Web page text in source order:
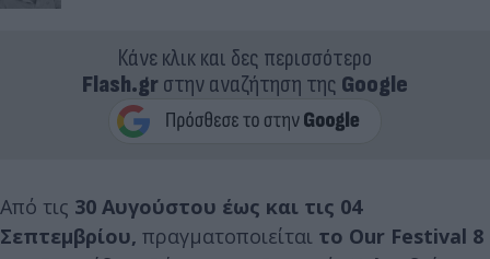
Κάνε κλικ και δες περισσότερο
Flash.grστην αναζήτηση της Google
Από τις 30 Αυγούστου έως και τις 04
Σεπτεμβρίου, πραγματοποιείται το Our Festival 8